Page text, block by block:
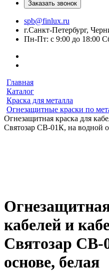
Заказать звонок
spb@finlux.ru
г.Санкт-Петербург,
Пн-Пт: с 9:00 до 18:00
Главная
Каталог
Краска для металла
Огнезащитные краски по
Огнезащитная краска для
Святозар СВ-01К, на водной
кабелей и
Святозар СВ-
основе, белая